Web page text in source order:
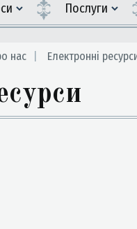
Послуги
нас Електронні